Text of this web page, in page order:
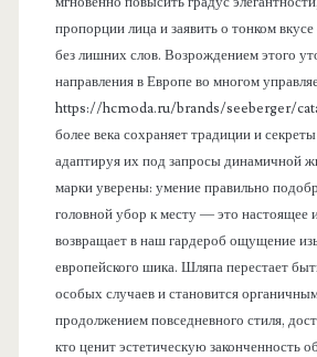
пропорции лица и заявить о тонком вкусе
без лишних слов. Возрождением этого
направления в Европе во многом
https://hcmoda.ru/brands/seeberger/
более века сохраняет традиции и
адаптируя их под запросы динамичной
марки уверены: умение правильно
головной убор к месту — это настоящее
возвращает в наш гардероб ощущение
европейского шика. Шляпа перестает
особых случаев и становится
продолжением повседневного стиля,
кто ценит эстетическую законченность